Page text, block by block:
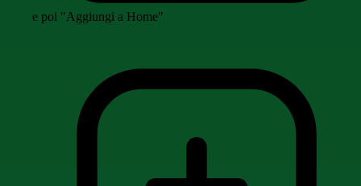
e poi "Aggiungi a Home"